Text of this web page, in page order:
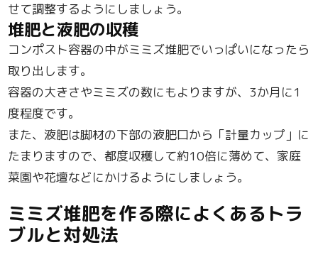
せて調整するようにしましょう。
堆肥と液肥の収穫
コンポスト容器の中がミミズ堆肥でいっぱいになったら
取り出します。
容器の大きさやミミズの数にもよりますが、3か月に1
度程度です。
また、液肥は脚材の下部の液肥口から「計量カップ」に
たまりますので、都度収穫して約10倍に薄めて、家庭
菜園や花壇などにかけるようにしましょう。
ミミズ堆肥を作る際によくあるトラ
ブルと対処法